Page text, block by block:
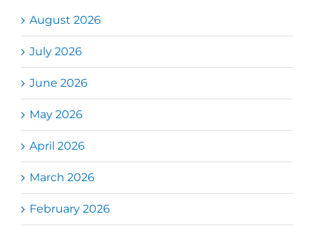
August 2026
July 2026
June 2026
May 2026
April 2026
March 2026
February 2026